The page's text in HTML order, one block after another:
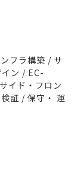
フラ構築 / サ
ン / EC-
イド・フロン
証 / 保守・ 運